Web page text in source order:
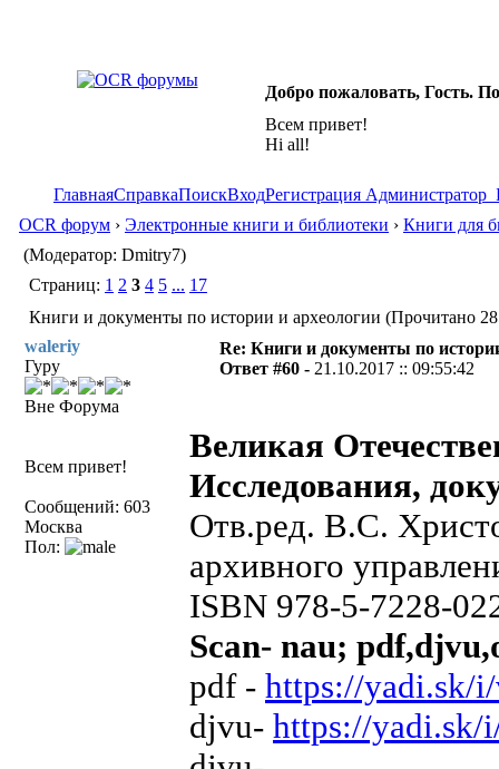
Добро пожаловать, Гость.
Всем привет!
Hi all!
ГлавнаяСправкаПоискВходРегистрация Администратор
OCR форум › Электронные книги и библиотеки › Книги для
(Модератор: Dmitry7)
Страниц: 1 2 3 4 5 ... 17
Книги и документы по истории и археологии (Прочитано
waleriy
Гуру
Вне Форума
Всем привет!
Сообщений: 603
Москва
Пол:
Re: Книги и документы по
Ответ #60 - 21.10.2017 :: 09:55:42
Великая
Исследования,
Отв.ред. В.С.
архивного
ISBN 978-5-7228-
Scan- nau;
pdf - https://yadi.sk/
djvu- https://yadi.sk/